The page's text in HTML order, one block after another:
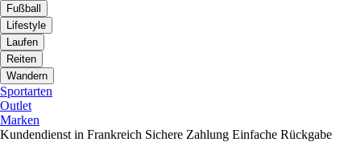
Fußball
Lifestyle
Laufen
Reiten
Wandern
Sportarten
Outlet
Marken
Kundendienst in Frankreich Sichere Zahlung Einfache Rückgabe